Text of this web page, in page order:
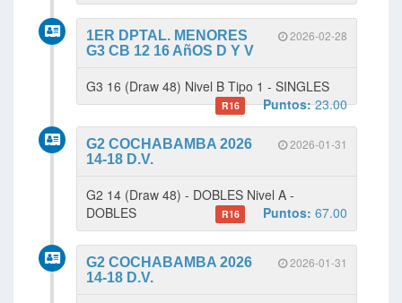
2026-02-28
1ER DPTAL. MENORES
G3 CB 12 16 AñOS D Y V
G3 16 (Draw 48) Nivel B Tipo 1 - SINGLES
R16 Puntos:23.00
2026-01-31
G2 COCHABAMBA 2026
14-18 D.V.
G2 14 (Draw 48) - DOBLES Nivel A -
DOBLES
R16 Puntos: 67.00
2026-01-31
G2 COCHABAMBA 2026
14-18 D.V.